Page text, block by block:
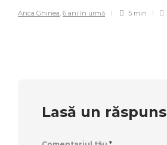
Anca Ghinea 6 ani în urmă 5 min
Lasă un răspuns